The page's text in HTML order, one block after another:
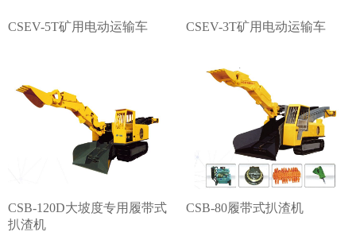
CSEV-5T矿用电动运输车 CSEV-3T矿用电动运输车
CSB-120D大坡度专用履带式
扒渣机
CSB-80履带式扒渣机